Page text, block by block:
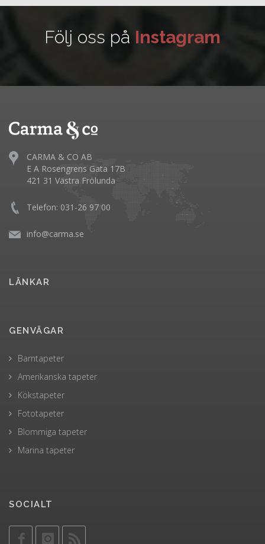
Följ oss på Instagram
CARMA & CO AB
E A Rosengrens Gata 17B
421 31 Västra Frölunda
Telefon: 031-26 97 00
info@carma.se
LÄNKAR
GENVÄGAR
Barntapeter
Amerikanska tapeter
Kökstapeter
Fototapeter
Blommiga tapeter
Marina tapeter
SOCIALT